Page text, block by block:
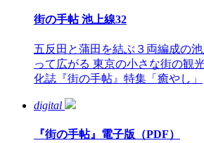
街の手帖 池上線32
五反田と蒲田を結ぶ３両編成の
って広がる 東京の小さな街の観
化誌『街の手帖』特集「癒やし」
digital
『街の手帖』電子版（PDF）